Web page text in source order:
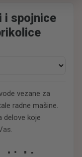
i spojnice
vezane za
radne mašine.
delove koje